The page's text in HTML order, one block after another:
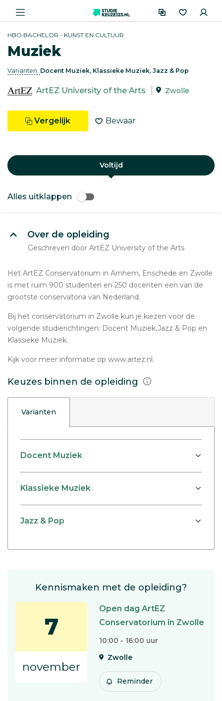
HBO BACHELOR - KUNST EN CULTUUR
Muziek
Varianten: Docent Muziek, Klassieke Muziek, Jazz & Pop
ArtEZ University of the Arts Zwolle
Vergelijk Bewaar
Voltijd
Alles uitklappen
Over de opleiding
Geschreven door ArtEZ University of the Arts
Het ArtEZ Conservatorium in Arnhem, Enschede en Zwolle
is met ruim 900 studenten en 250 docenten een van de
grootste conservatoria van Nederland.
Bij het conservatorium in Zwolle kun je kiezen voor de
volgende studierichtingen: Docent Muziek,Jazz & Pop en
Klassieke Muziek.
Kijk voor meer informatie op www.artez.nl.
Keuzes binnen de opleiding
Varianten
Docent Muziek
Klassieke Muziek
Jazz & Pop
Kennismaken met de opleiding?
7
november
Open dag ArtEZ
Conservatorium in Zwolle
10:00 - 16:00 uur
Zwolle
Reminder